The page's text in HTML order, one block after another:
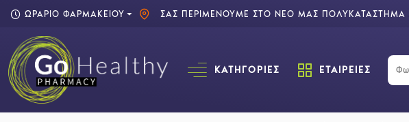
ΩΡΑΡΙΟ ΦΑΡΜΑΚΕΙΟΥ ΣΑΣ ΠΕΡΙΜΕΝΟΥΜΕ ΣΤΟ ΝΕΟ ΜΑΣ ΠΟΛΥΚΑΤΑΣΤΗΜΑ
ΚΑΤΗΓΟΡΊΕΣ ΕΤΑΙΡΕΙΕΣ